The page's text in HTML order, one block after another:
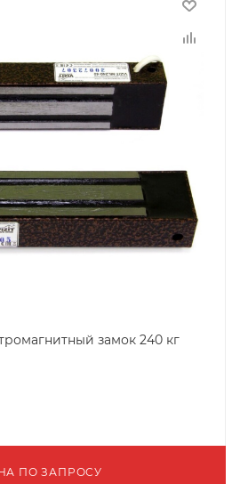
замок 240 кг
ПО ЗАПРОСУ